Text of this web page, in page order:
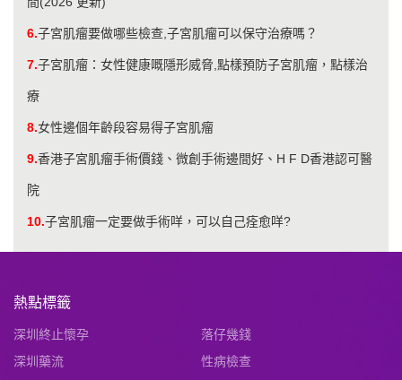
6.子宮肌瘤要做哪些檢查,子宮肌瘤可以保守治療嗎？
7.子宮肌瘤：女性健康嘅隱形威脅,點樣預防子宮肌瘤，點樣治
療
8.女性邊個年齡段容易得子宮肌瘤
9.香港子宮肌瘤手術價錢、微創手術邊間好、H F D香港認可醫
院
10.子宮肌瘤一定要做手術咩，可以自己痊愈咩?
熱點標籤
深圳終止懷孕
落仔幾錢
深圳藥流
性病檢查